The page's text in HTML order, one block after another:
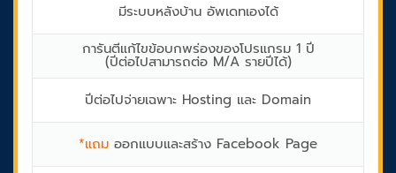
มีระบบหลังบ้าน อัพเดทเองได้
การันตีแก้ไขข้อบกพร่องของโปรแกรม 1 ปี
(ปีต่อไปสามารถต่อ M/A รายปีได้)
ปีต่อไปจ่ายเฉพาะ Hosting และ Domain
*แถม ออกแบบและสร้าง Facebook Page